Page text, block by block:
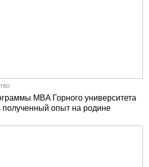
MBA Горного университета
полученный опыт на родине